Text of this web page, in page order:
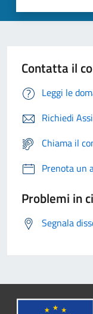
Contatta il
Leggi le
Richiedi
Chiama il
Prenota un
Problemi in
Segnala